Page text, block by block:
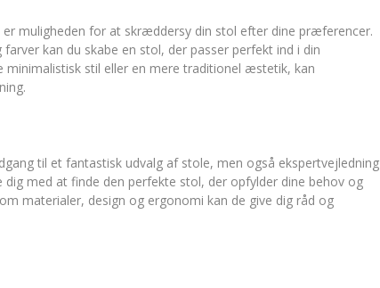
muligheden for at skræddersy din stol efter dine præferencer.
kan du skabe en stol, der passer perfekt ind i din
stil eller en mere traditionel æstetik, kan
til et fantastisk udvalg af stole, men også ekspertvejledning
med at finde den perfekte stol, der opfylder dine behov og
materialer, design og ergonomi kan de give dig råd og